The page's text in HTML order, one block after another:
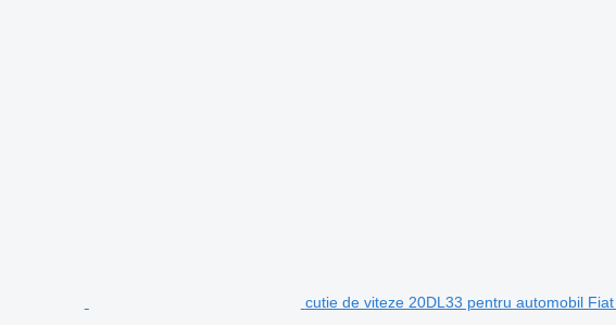
cutie de viteze 20DL33 pentru automobil